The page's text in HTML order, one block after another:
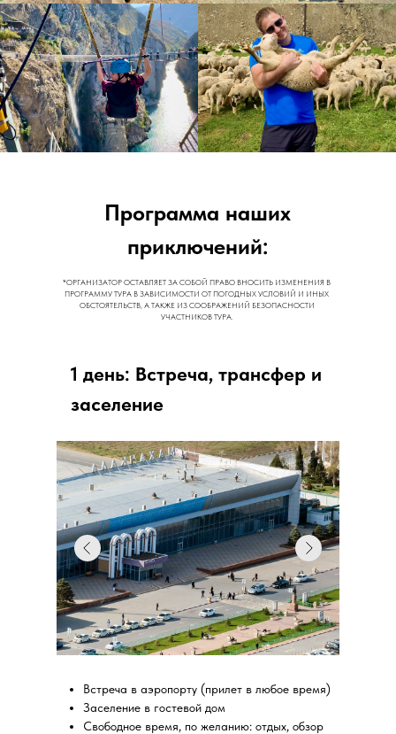
Программа наших
приключений:
*ОРГАНИЗАТОР ОСТАВЛЯЕТ ЗА СОБОЙ ПРАВО ВНОСИТЬ ИЗМЕНЕНИЯ В
ПРОГРАММУ ТУРА В ЗАВИСИМОСТИ ОТ ПОГОДНЫХ УСЛОВИЙ И ИНЫХ
ОБСТОЯТЕЛЬСТВ, А ТАКЖЕ ИЗ СООБРАЖЕНИЙ БЕЗОПАСНОСТИ
УЧАСТНИКОВ ТУРА.
1 день: Встреча, трансфер и
заселение
Встреча в аэропорту (прилет в любое время)
Заселение в гоcтевой дом
Свободное время, по желанию: отдых, обзор